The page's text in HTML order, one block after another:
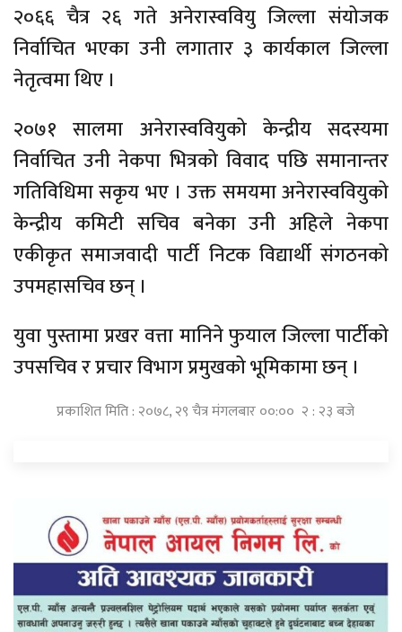
२०६६ चैत्र २६ गते अनेरास्ववियु जिल्ला संयोजक
निर्वाचित भएका उनी लगातार ३ कार्यकाल जिल्ला
नेतृत्वमा थिए ।
२०७१ सालमा अनेरास्ववियुको केन्द्रीय सदस्यमा
निर्वाचित उनी नेकपा भित्रको विवाद पछि समानान्तर
गतिविधिमा सकृय भए । उक्त समयमा अनेरास्ववियुको
केन्द्रीय कमिटी सचिव बनेका उनी अहिले नेकपा
एकीकृत समाजवादी पार्टी निटक विद्यार्थी संगठनको
उपमहासचिव छन् ।
युवा पुस्तामा प्रखर वत्ता मानिने फुयाल जिल्ला पार्टीको
उपसचिव र प्रचार विभाग प्रमुखको भूमिकामा छन् ।
प्रकाशित मिति : २०७८, २९ चैत्र मंगलबार ००:०० २ : २३ बजे